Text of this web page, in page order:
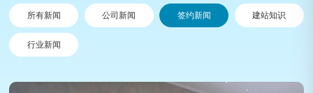
所有新闻 公司新闻 签约新闻 建站知识
行业新闻